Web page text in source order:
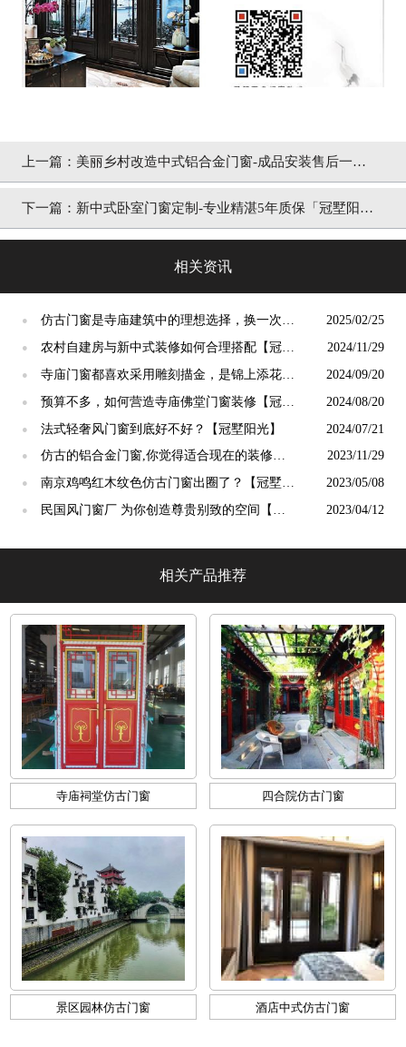
上一篇： 美丽乡村改造中式铝合金门窗-成品安装售后一站
式「冠墅阳光」
下一篇： 新中式卧室门窗定制-专业精湛5年质保「冠墅阳
相关资讯
●
仿古门窗是寺庙建筑中的理想选择，换一次用
终生【冠墅阳光】
2025/02/25
●
农村自建房与新中式装修如何合理搭配【冠墅
阳光】
2024/11/29
●
寺庙门窗都喜欢采用雕刻描金，是锦上添花
吗？【冠墅阳光】
2024/09/20
●
预算不多，如何营造寺庙佛堂门窗装修【冠墅
阳光】
2024/08/20
● 法式轻奢风门窗到底好不好？【冠墅阳光】 2024/07/21
●
仿古的铝合金门窗,你觉得适合现在的装修吗?
【冠墅阳光】
2023/11/29
●
南京鸡鸣红木纹色仿古门窗出圈了？【冠墅阳
光】
2023/05/08
●
民国风门窗厂 为你创造尊贵别致的空间【冠
2023/04/12
相关产品推荐
寺庙祠堂仿古门窗 四合院仿古门窗
景区园林仿古门窗 酒店中式仿古门窗